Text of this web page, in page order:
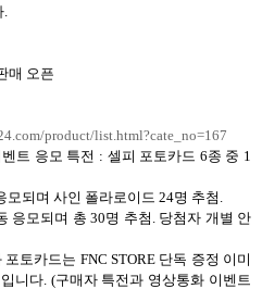
.
매 오픈
product/list.html?cate_no=167
트 응모 특전 : 셀피 포토카드 6종 중 1
모되며 사인 폴라로이드 24명 추첨 .
응모되며 총30명 추첨 . 당첨자 개별 안
포토카드는 FNC STORE 단독 증정 이미
니다. (구매자 특전과 영상통화 이벤트